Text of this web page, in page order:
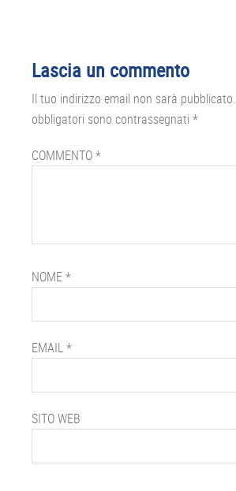
Interazioni
del
lettore
Lascia un commento
Il tuo indirizzo email non sarà pubblicato.
obbligatori sono contrassegnati *
COMMENTO*
NOME*
EMAIL*
SITO WEB